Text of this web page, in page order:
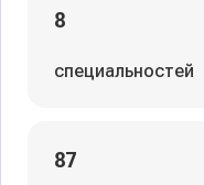
8
специальностей
87